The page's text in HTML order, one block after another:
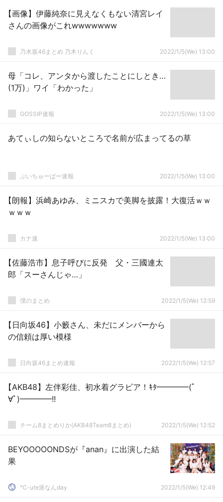
【画像】伊藤純奈に見えなくもない清宮レイ
さんの画像がこれwwwwwww
乃木坂46まとめ 乃木りんく 2022/1/5(We) 13:00
母「コレ、アンタから渡したことにしとき…
(1万)」ワイ「わかった」
GOSSIP速報 2022/1/5(We) 13:00
あてぃしの知らないところで名前が広まってるの草
ぶいちゅーばー速報 2022/1/5(We) 13:00
【朗報】浜崎あゆみ、ミニスカで美脚を披露！大復活ｗｗ
ｗｗｗ
カナ速 2022/1/5(We) 13:00
【佐藤浩市】息子呼びに反発 父・三國連太
郎「スーさんじゃ…」
僕のまとめ 2022/1/5(We) 12:59
【日向坂46】小籔さん、未だにメンバーから
の信頼は厚い模様
日向坂46まとめ速報 2022/1/5(We) 12:57
【AKB48】左伴彩佳、初水着グラビア！ｷﾀ━━━━(ﾟ
∀ﾟ)━━━━!!
チーム8まとめりか(AKB48Team8まとめ) 2022/1/5(We) 12:52
BEYOOOOONDSが『anan』に出演した結
果
℃-ute派なんday 2022/1/5(We) 12:49